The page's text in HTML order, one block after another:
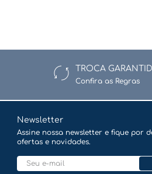
TROCA
Confira as Regras
Newsletter
Assine nossa newsletter e fique por
ofertas e novidades.